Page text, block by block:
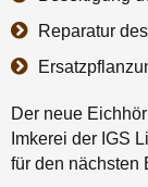
Reparatur
Der neue
Imkerei der IGS
für den nächsten